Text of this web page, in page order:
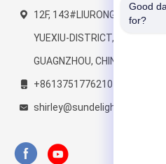
12F, 143#LIURONG-WEG,
YUEXIU-DISTRICT,
GUAGNZHOU, CHINA
+8613751776210
shirley@sundelight.com
Good
for?